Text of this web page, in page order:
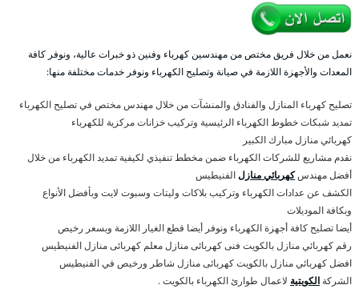
نعمل من خلال فريق مختص من مهندسين كهرباء وفنين ذو خبرات عالية، ونوفر كافة
المعدات والأجهزة اللازمة في صيانة وتصليح الكهرباء ونوفر خدمات مختلفة منها:
تصليح كهرباء المنازل والفنادق والمنشآت من خلال مهندس مختص في تصليح الكهرباء
تمديد شبكات خطوط الكهرباء الرئيسية وتركيب خزانات مركزية للكهرباء
كهربائي منازل مبارك الكبير
نقدم مشاريع للشركات الكهرباء ضمن مخطط تنفيذي لكيفية تمديد الكهرباء من خلال
أفضل مهندسكهربائي منازلالفنيطيس
الكشف عن عدادات الكهرباء وتركيب بلاكات وليتات وسبوت لايت وبأفضل الأنواع
وبكافة الموديلات
أيضا تصليح كافة أجهزة الكهرباء ونوفر أيضا قطع الغيار اللازمة وبسعر رخيص
رقم كهربائي منازل بالكويت فنى كهربائى منازل معلم كهربائى منازل الفنيطيس
افضل كهربائي منازل بالكويت كهربائى منازل شاطر ورخيص في الفنيطيس
الشركة الكويتية لاعمال طوارئ الكهرباء بالكويت .